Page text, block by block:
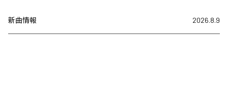
新曲情報 2026.8.9